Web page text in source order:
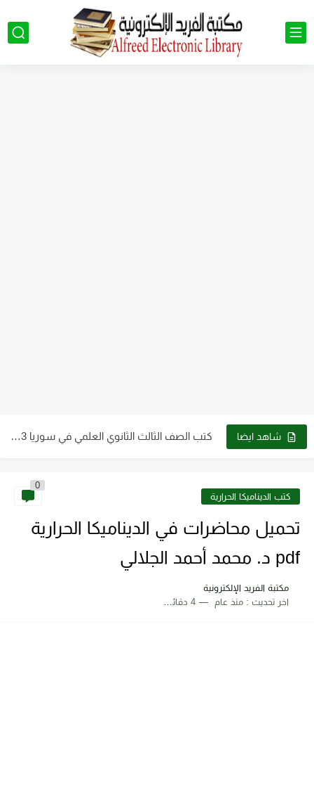
شاهد ايضا كتب الصف الثالث الثانوي العلمي في سوريا 2023 - 2024...
كتب الصف الثاني الثانوي علمي وأدبي ـ سوريا 2023 -... كتب الديناميكا الحرارية
0
تحميل محاضرات في الديناميكا الحرارية
pdf د. محمد أحمد الجلالي
مكتبة الفريد الإلكترونية
اخر تحديث :منذ عام 4 دقائق للقراءة